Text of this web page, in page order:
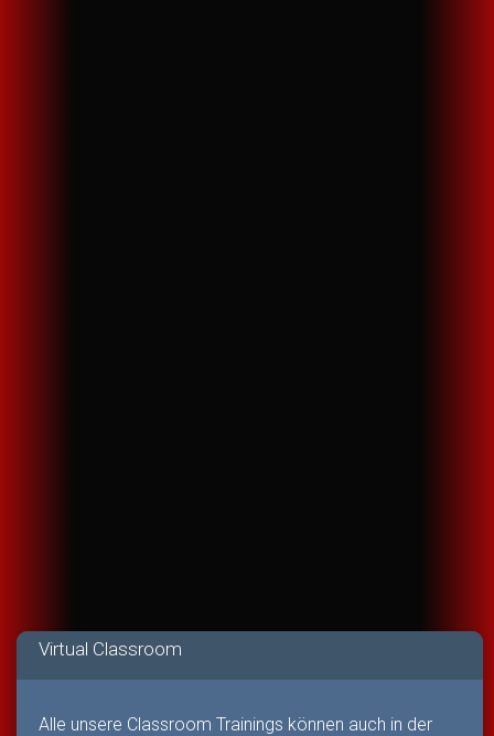
Virtual Classroom
Alle unsere Classroom Trainings können auch in der